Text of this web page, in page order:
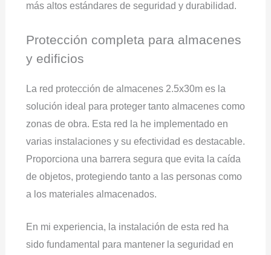
más altos estándares de seguridad y durabilidad.
Protección completa para almacenes
y edificios
La red protección de almacenes 2.5x30m es la
solución ideal para proteger tanto almacenes como
zonas de obra. Esta red la he implementado en
varias instalaciones y su efectividad es destacable.
Proporciona una barrera segura que evita la caída
de objetos, protegiendo tanto a las personas como
a los materiales almacenados.
En mi experiencia, la instalación de esta red ha
sido fundamental para mantener la seguridad en